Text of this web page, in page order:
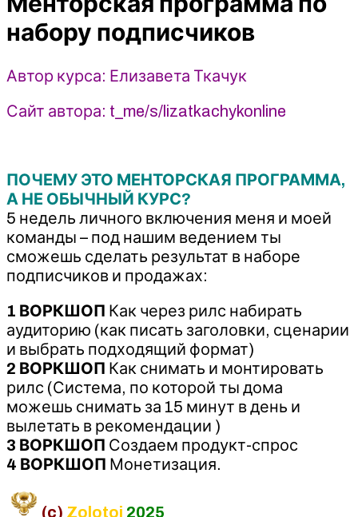
Елизавета
(2026)
набору подписчиков
Автор курса: Елизавета Ткачук
Сайт автора: t_me/s/lizatkachykonline
ПОЧЕМУ ЭТО МЕНТОРСКАЯ ПРОГРАММА,
А НЕ ОБЫЧНЫЙ КУРС?
5 недель личного включения меня и моей
команды – под нашим ведением ты
сможешь сделать результат в наборе
подписчиков и продажах:
1 ВОРКШОП Как через рилс набирать
аудиторию (как писать заголовки, сценарии
и выбрать подходящий формат)
2 ВОРКШОП Как снимать и монтировать
рилс (Система, по которой ты дома
можешь снимать за 15 минут в день и
вылетать в рекомендации )
3 ВОРКШОП Создаем продукт-спрос
4 ВОРКШОП Монетизация.
(c) Zolotoi 2025